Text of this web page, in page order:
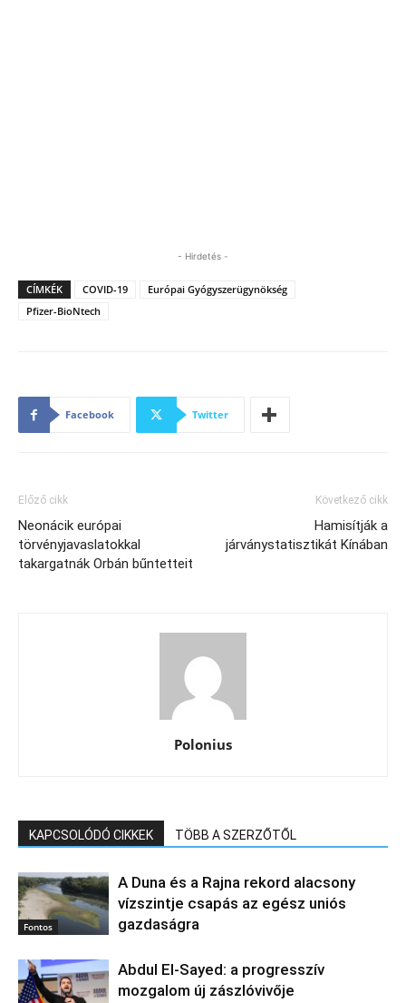
- Hirdetés -
CÍMKÉK COVID-19
Európai Gyógyszerügynökség
Pfizer-BioNtech
Facebook Twitter
Előző cikk
Neonácik európai
törvényjavaslatokkal
takargatnák Orbán bűntetteit
Következő cikk
Hamisítják a
járványstatisztikát Kínában
Polonius
KAPCSOLÓDÓ CIKKEK TÖBB A SZERZŐTŐL
Fontos
A Duna és a Rajna rekord alacsony
vízszintje csapás az egész uniós
gazdaságra
Abdul El‑Sayed: a progresszív
mozgalom új zászlóvivője